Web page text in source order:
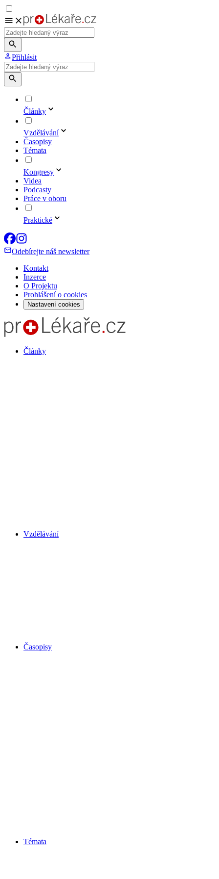
Přihlásit
Články
Vzdělávání
Časopisy
Témata
Kongresy
Videa
Podcasty
Práce v oboru
Praktické
Odebírejte náš newsletter
Kontakt
Inzerce
O Projektu
Prohlášení o cookies
Nastavení cookies
Články
Vzdělávání
Časopisy
Témata